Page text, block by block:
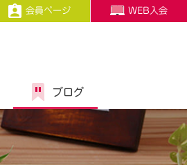
会員ページ WEB入会
ブログ